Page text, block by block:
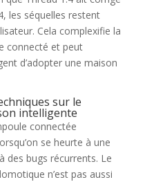
les séquelles restent
Cela complexifie la
connecté et peut
d’adopter une maison
sur le
intelligente
connectée
se heurte à une
des bugs récurrents. Le
n’est pas aussi